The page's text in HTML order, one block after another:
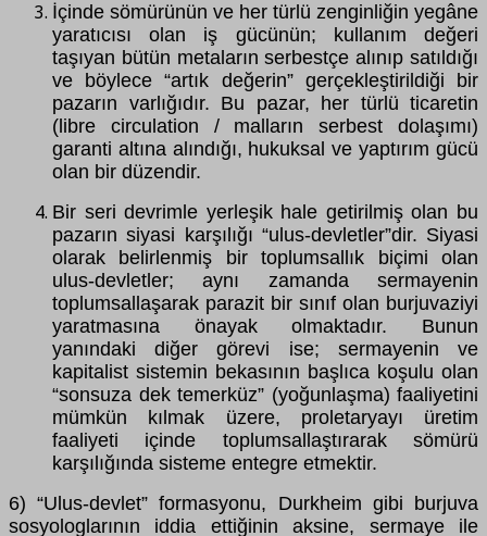
İçinde sömürünün ve her türlü zenginliğin yegâne
yaratıcısı olan iş gücünün; kullanım değeri
taşıyan bütün metaların serbestçe alınıp satıldığı
ve böylece “artık değerin” gerçekleştirildiği bir
pazarın varlığıdır. Bu pazar, her türlü ticaretin
(libre circulation / malların serbest dolaşımı)
garanti altına alındığı, hukuksal ve yaptırım gücü
olan bir düzendir.
Bir seri devrimle yerleşik hale getirilmiş olan bu
pazarın siyasi karşılığı “ulus-devletler”dir. Siyasi
olarak belirlenmiş bir toplumsallık biçimi olan
ulus-devletler; aynı zamanda sermayenin
toplumsallaşarak parazit bir sınıf olan burjuvaziyi
yaratmasına önayak olmaktadır. Bunun
yanındaki diğer görevi ise; sermayenin ve
kapitalist sistemin bekasının başlıca koşulu olan
“sonsuza dek temerküz” (yoğunlaşma) faaliyetini
mümkün kılmak üzere, proletaryayı üretim
faaliyeti içinde toplumsallaştırarak sömürü
karşılığında sisteme entegre etmektir.
6) “Ulus-devlet” formasyonu, Durkheim gibi burjuva
sosyologlarının iddia ettiğinin aksine, sermaye ile